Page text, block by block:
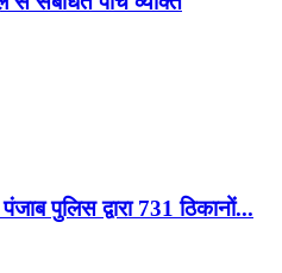
पुलिस द्वारा 731 ठिकानों...